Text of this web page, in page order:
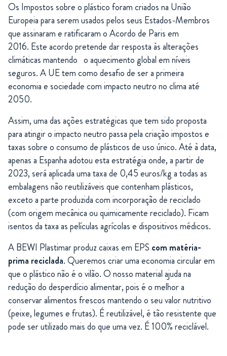
Os Impostos sobre o plástico foram criados na União
Europeia para serem usados pelos seus Estados-Membros
que assinaram e ratificaram o Acordo de Paris em
2016. Este acordo pretende dar resposta às alterações
climáticas mantendo o aquecimento global em níveis
seguros. A UE tem como desafio de ser a primeira
economia e sociedade com impacto neutro no clima até
2050.
Assim, uma das ações estratégicas que tem sido proposta
para atingir o impacto neutro passa pela criação impostos e
taxas sobre o consumo de plásticos de uso único. Até à data,
apenas a Espanha adotou esta estratégia onde, a partir de
2023, será aplicada uma taxa de 0,45 euros/kg a todas as
embalagens não reutilizáveis que contenham plásticos,
exceto a parte produzida com incorporação de reciclado
(com origem mecânica ou quimicamente reciclado). Ficam
isentos da taxa as películas agrícolas e dispositivos médicos.
A BEWI Plastimar produz caixas em EPS com matéria-
prima reciclada. Queremos criar uma economia circular em
que o plástico não é o vilão. O nosso material ajuda na
redução do desperdício alimentar, pois é o melhor a
conservar alimentos frescos mantendo o seu valor nutritivo
(peixe, legumes e frutas). É reutilizável, é tão resistente que
pode ser utilizado mais do que uma vez. É 100% reciclável.